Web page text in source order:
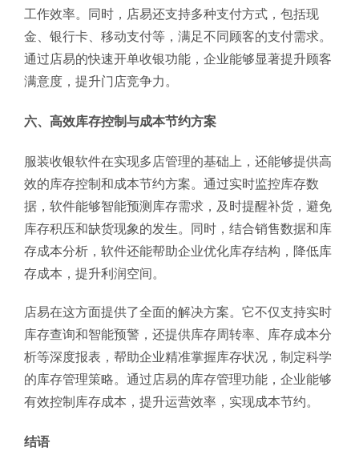
工作效率。同时，店易还支持多种支付方式，包括现
金、银行卡、移动支付等，满足不同顾客的支付需求。
通过店易的快速开单收银功能，企业能够显著提升顾客
满意度，提升门店竞争力。
六、高效库存控制与成本节约方案
服装收银软件在实现多店管理的基础上，还能够提供高
效的库存控制和成本节约方案。通过实时监控库存数
据，软件能够智能预测库存需求，及时提醒补货，避免
库存积压和缺货现象的发生。同时，结合销售数据和库
存成本分析，软件还能帮助企业优化库存结构，降低库
存成本，提升利润空间。
店易在这方面提供了全面的解决方案。它不仅支持实时
库存查询和智能预警，还提供库存周转率、库存成本分
析等深度报表，帮助企业精准掌握库存状况，制定科学
的库存管理策略。通过店易的库存管理功能，企业能够
有效控制库存成本，提升运营效率，实现成本节约。
结语